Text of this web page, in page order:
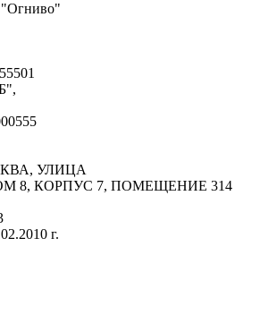
УЛИЦА
8, КОРПУС 7, ПОМЕЩЕНИЕ 314
г.